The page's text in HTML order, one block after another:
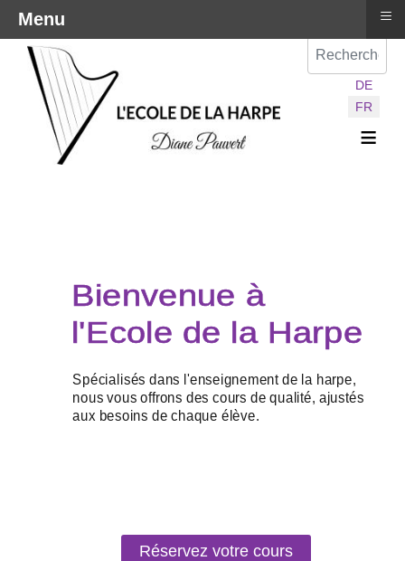
Sélectionnez
DE
FR
≡
Réservez votre cours
Menu ≡